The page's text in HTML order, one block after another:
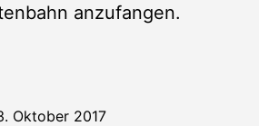
anzufangen.
Oktober 2017